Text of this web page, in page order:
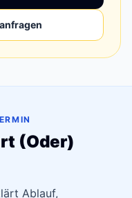
(Oder)
Ablauf,